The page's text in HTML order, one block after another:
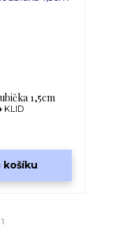
1,5cm
KLID
košíku